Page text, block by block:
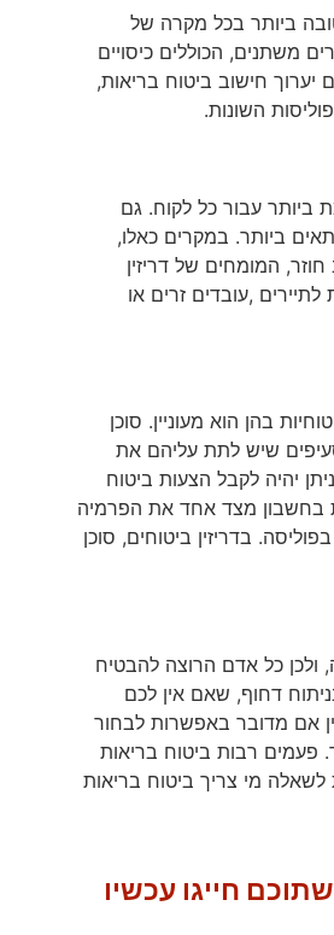
ביותר בכל מקרה של
משתנים, הכוללים כיסויים
יערוך חישוב ביטוח בריאות,
השונות.
ביותר עבור כל לקוח. גם
ביותר. במקרים כאלו,
המומחים של דריזין
,עובדים זרים או
בהן הוא מעוניין. סוכן
שיש לתת עליהם את
יהיה לקבל הצעות ביטוח
בחשבון מצד אחד את הפרמיה
בדריזין ביטוחים, סוכן
ולכן כל אדם הרוצה להבטיח
דחוף, שאם אין לכם
אם מדובר באפשרות לבחור
פעמים רבות ביטוח בריאות
מי צריך ביטוח בריאות
חייגו עכשיו